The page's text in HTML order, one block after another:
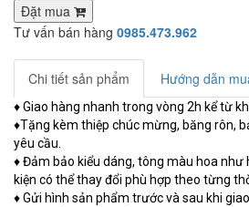
Đặt mua
Tư vấn bán hàng 0985.473.962
Chi tiết sản phẩm Hướng dẫn
♦ Giao hàng nhanh trong vòng 2h kể từ
♦Tặng kèm thiệp chúc mừng, băng rôn,
yêu cầu.
♦ Đảm bảo kiểu dáng, tông màu hoa như
kiện có thể thay đổi phù hợp theo từng
♦ Gửi hình sản phẩm trước và sau khi giao